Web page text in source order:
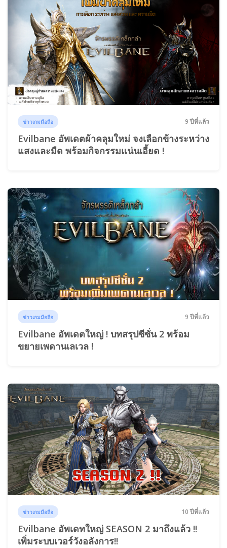
ข่าวเกมมือถือ 9 ปีที่แล้ว
Evilbane อัพเดตผ้าคลุมใหม่ จงเลือกข้างระหว่าง
แสงและมืด พร้อมกิจกรรมแน่นเอี้ยด !
ข่าวเกมมือถือ 9 ปีที่แล้ว
Evilbane อัพเดตใหญ่ ! บทสรุปซีซั่น 2 พร้อม
ขยายเพดานเลเวล !
ข่าวเกมมือถือ 10 ปีที่แล้ว
Evilbane อัพเดทใหญ่ SEASON 2 มาถึงแล้ว !!
เพิ่มระบบเวอร์วังอลังการ!!